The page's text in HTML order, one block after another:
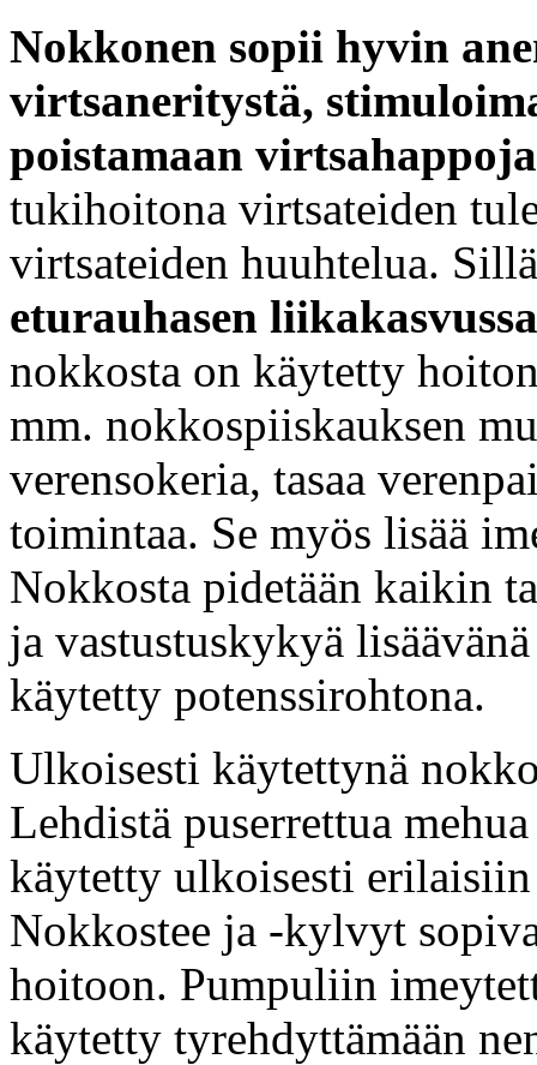
Nokkonen sopii hyvin
virtsaneritystä,
poistamaan virtsahappoja
tukihoitona virtsateiden
virtsateiden huuhtelua.
eturauhasen liikakasvussa
nokkosta on käytetty
mm. nokkospiiskauksen
verensokeria, tasaa
toimintaa. Se myös lisää
Nokkosta pidetään kaikin
ja vastustuskykyä
käytetty potenssirohtona.
Ulkoisesti käytettynä
Lehdistä puserrettua
käytetty ulkoisesti
Nokkostee ja -kylvyt
hoitoon. Pumpuliin
käytetty tyrehdyttämään